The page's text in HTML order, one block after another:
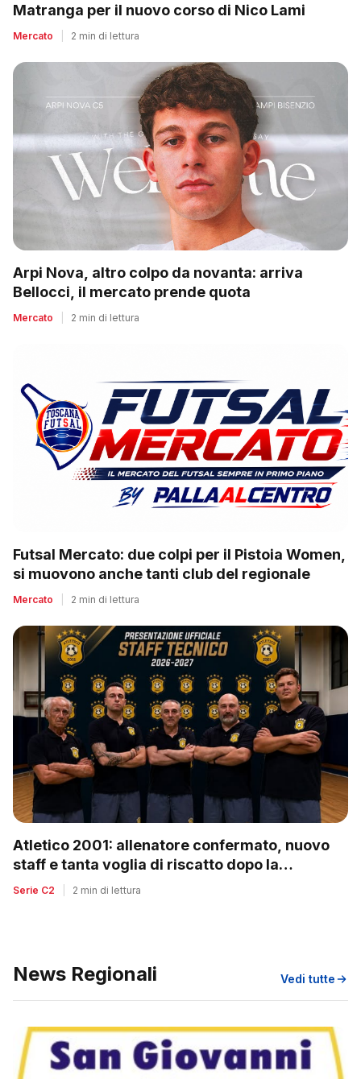
Matranga per il nuovo corso di Nico Lami
Mercato 2 min di lettura
Arpi Nova, altro colpo da novanta: arriva
Bellocci, il mercato prende quota
Mercato 2 min di lettura
Futsal Mercato: due colpi per il Pistoia Women,
si muovono anche tanti club del regionale
Mercato 2 min di lettura
Atletico 2001: allenatore confermato, nuovo
staff e tanta voglia di riscatto dopo la
retrocessione
Serie C2 2 min di lettura
News Regionali Vedi tutte